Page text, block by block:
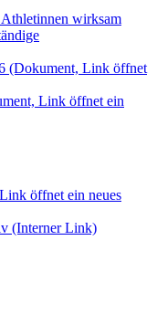
wirksam
(Dokument, Link öffnet
Link öffnet ein
öffnet ein neues
(Interner Link)